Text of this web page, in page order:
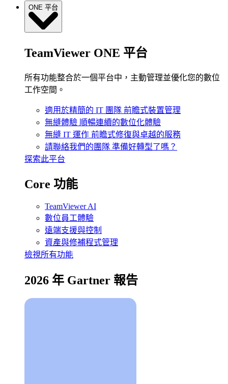
ONE 平台
TeamViewer ONE 平台
所有功能整合於一個平台中，主動管理並優化您的數位
工作空間。
適用於精簡的 IT 團隊 前瞻式裝置管理
無縫體驗 順暢連續的數位化體驗
無縫 IT 運作 前瞻式修復與卓越的服務
請聯絡我們的團隊 準備好轉型了嗎？
探索此平台
Core 功能
TeamViewer AI
數位員工體驗
遠端支援與控制
資產與修補程式管理
檢視所有功能
2026 年 Gartner 報告